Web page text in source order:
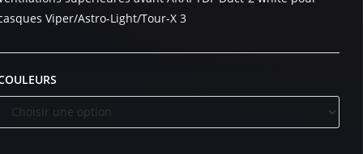
Viper/Astro-Light/Tour-X 3